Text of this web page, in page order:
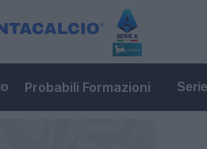
Probabili Formazioni